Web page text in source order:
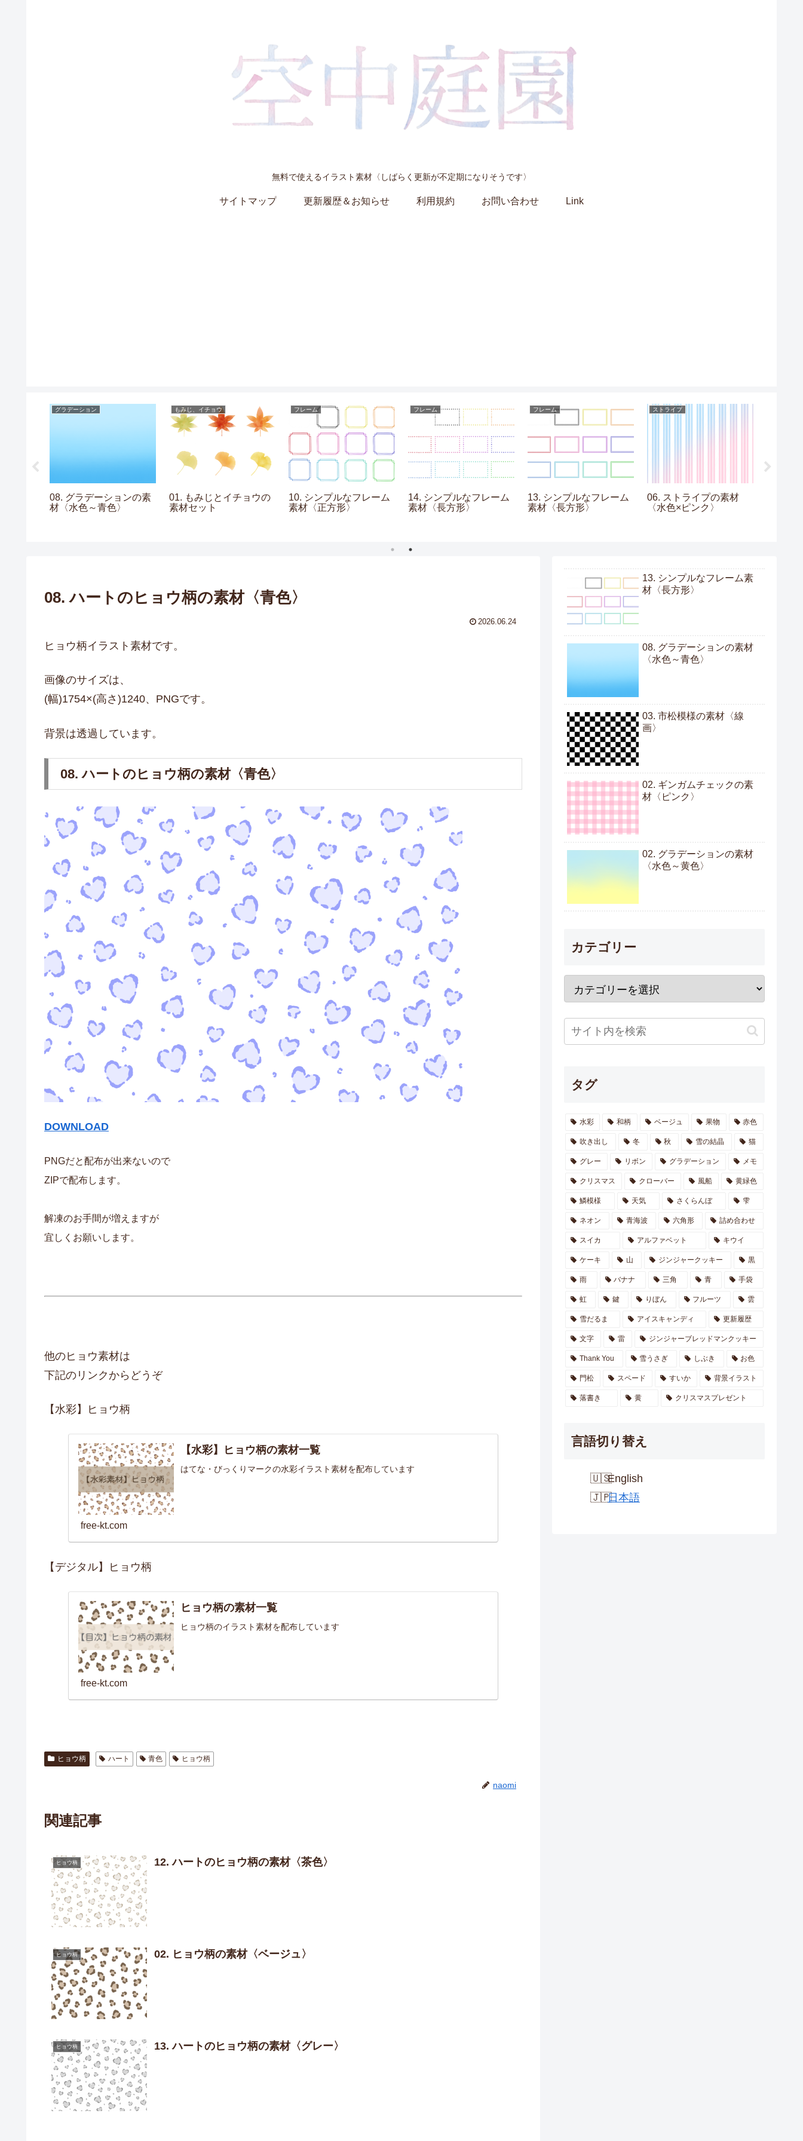
無料で使えるイラスト素材〈しばらく更新が不定期になりそうです〉
サイトマップ 更新履歴＆お知らせ 利用規約 お問い合わせ Link
グラデーション
08. グラデーションの素
材〈水色～青色〉
もみじ、イチョウ
01. もみじとイチョウの
素材セット
フレーム
10. シンプルなフレーム
素材〈正方形〉
フレーム
14. シンプルなフレーム
素材〈長方形〉
フレーム
13. シンプルなフレーム
素材〈長方形〉
ストライプ
06. ストライプの素材
〈水色×ピンク〉
08. ハートのヒョウ柄の素材〈青色〉
2026.06.24
ヒョウ柄イラスト素材です。
画像のサイズは、
(幅)1754×(高さ)1240、PNGです。
背景は透過しています。
08. ハートのヒョウ柄の素材〈青色〉
DOWNLOAD
PNGだと配布が出来ないので
ZIPで配布します。
解凍のお手間が増えますが
宜しくお願いします。
他のヒョウ素材は
下記のリンクからどうぞ
【水彩】ヒョウ柄
【水彩】ヒョウ柄の素材一覧
はてな・びっくりマークの水彩イラスト素材を配布しています
free-kt.com
【デジタル】ヒョウ柄
ヒョウ柄の素材一覧
ヒョウ柄のイラスト素材を配布しています
free-kt.com
ヒョウ柄 ハート 青色 ヒョウ柄
naomi
関連記事
ヒョウ柄 12. ハートのヒョウ柄の素材〈茶色〉
ヒョウ柄 02. ヒョウ柄の素材〈ベージュ〉
ヒョウ柄 13. ハートのヒョウ柄の素材〈グレー〉
13. シンプルなフレーム素
材〈長方形〉
08. グラデーションの素材
〈水色～青色〉
03. 市松模様の素材〈線
画〉
02. ギンガムチェックの素
材〈ピンク〉
02. グラデーションの素材
〈水色～黄色〉
カテゴリー
タグ
水彩 和柄 ベージュ 果物 赤色
吹き出し 冬 秋 雪の結晶 猫
グレー リボン グラデーション メモ
クリスマス クローバー 風船 黄緑色
鱗模様 天気 さくらんぼ 雫
ネオン 青海波 六角形 詰め合わせ
スイカ アルファベット キウイ
ケーキ 山 ジンジャークッキー 黒
雨 バナナ 三角 青 手袋
虹 鍵 りぼん フルーツ 雲
雪だるま アイスキャンディ 更新履歴
文字 雷 ジンジャーブレッドマンクッキー
Thank You 雪うさぎ しぶき お色
門松 スペード すいか 背景イラスト
落書き 黄 クリスマスプレゼント
言語切り替え
English
日本語